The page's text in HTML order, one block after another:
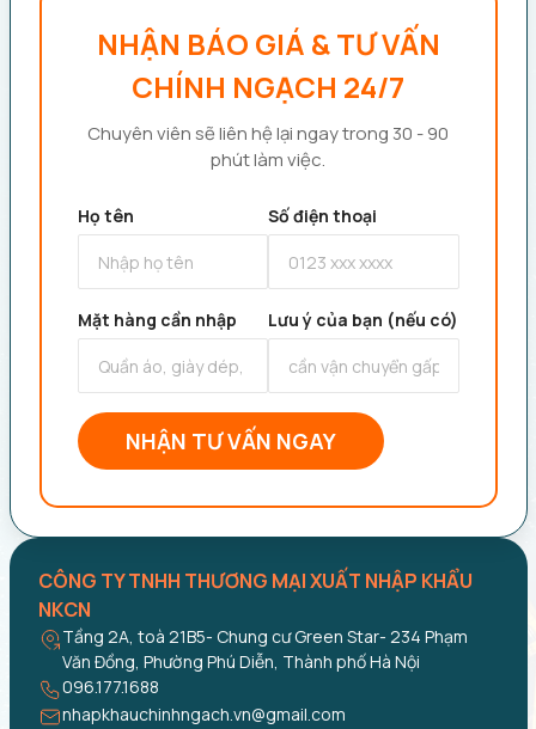
CÔNG TY TNHH THƯƠNG MẠI XUẤT NHẬP KHẨU
NKCN
Tầng 2A, toà 21B5- Chung cư Green Star- 234 Phạm
Văn Đồng, Phường Phú Diễn, Thành phố Hà Nội
096.177.1688
nhapkhauchinhngach.vn@gmail.com
NHẬN BÁO GIÁ & TƯ VẤN
CHÍNH NGẠCH 24/7
Chuyên viên sẽ liên hệ lại ngay trong 30 - 90
phút làm việc.
Họ tên Số điện thoại
Mặt hàng cần nhập Lưu ý của bạn (nếu có)
NHẬN TƯ VẤN NGAY